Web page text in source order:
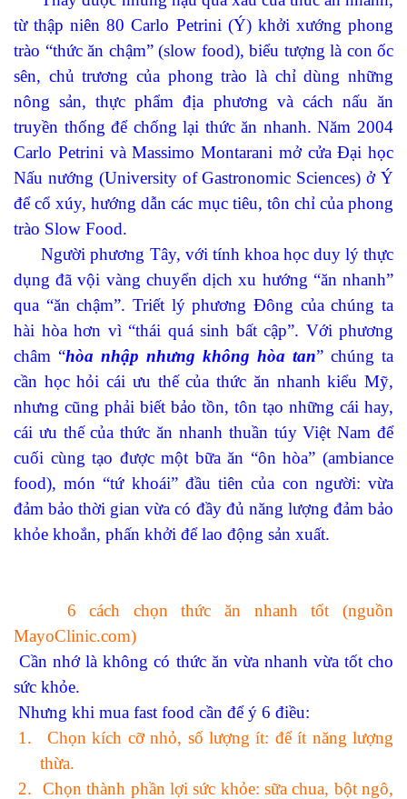
từ thập niên 80 Carlo Petrini (Ý) khởi xướng phong
trào “thức ăn chậm” (slow food), biểu tượng là con ốc
sên, chủ trương của phong trào là chỉ dùng những
nông sản, thực phẩm địa phương và cách nấu ăn
truyền thống để chống lại thức ăn nhanh. Năm 2004
Carlo Petrini và Massimo Montarani mở cửa Đại học
Nấu nướng (University of Gastronomic Sciences) ở Ý
để cổ xúy, hướng dẫn các mục tiêu, tôn chỉ của phong
trào Slow Food.
Người phương Tây, với tính khoa học duy lý thực
dụng đã vội vàng chuyển dịch xu hướng “ăn nhanh”
qua “ăn chậm”. Triết lý phương Đông của chúng ta
hài hòa hơn vì “thái quá sinh bất cập”. Với phương
châm “hòa nhập nhưng không hòa tan” chúng ta
cần học hỏi cái ưu thế của thức ăn nhanh kiểu Mỹ,
nhưng cũng phải biết bảo tồn, tôn tạo những cái hay,
cái ưu thế của thức ăn nhanh thuần túy Việt Nam để
cuối cùng tạo được một bữa ăn “ôn hòa” (ambiance
food), món “tứ khoái” đầu tiên của con người: vừa
đảm bảo thời gian vừa có đầy đủ năng lượng đảm bảo
khỏe khoắn, phấn khởi để lao động sản xuất.
6 cách chọn thức ăn nhanh tốt (nguồn
MayoClinic.com)
Cần nhớ là không có thức ăn vừa nhanh vừa tốt cho
sức khỏe.
Nhưng khi mua fast food cần để ý 6 điều:
1.
Chọn kích cỡ nhỏ, số lượng ít: để ít năng lượng
thừa.
2.
Chọn thành phần lợi sức khỏe: sữa chua, bột ngô,